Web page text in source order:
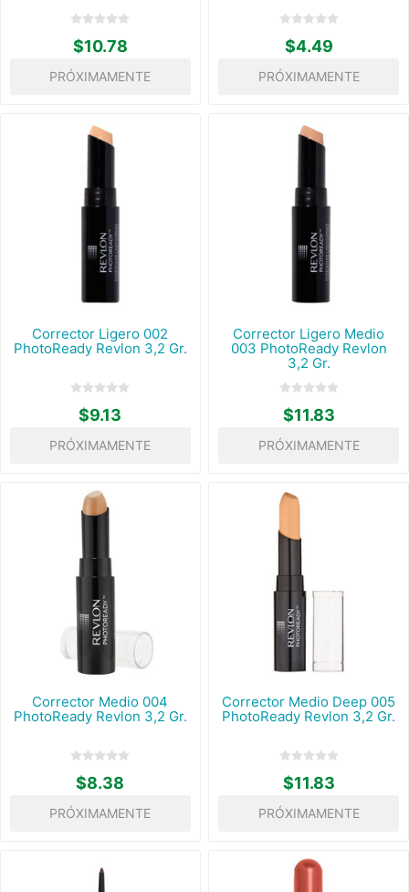
$10.78
PRÓXIMAMENTE
$4.49
PRÓXIMAMENTE
Corrector Ligero 002
PhotoReady Revlon 3,2 Gr.
$9.13
PRÓXIMAMENTE
Corrector Ligero Medio
003 PhotoReady Revlon
3,2 Gr.
$11.83
PRÓXIMAMENTE
Corrector Medio 004
PhotoReady Revlon 3,2 Gr.
$8.38
PRÓXIMAMENTE
Corrector Medio Deep 005
PhotoReady Revlon 3,2 Gr.
$11.83
PRÓXIMAMENTE